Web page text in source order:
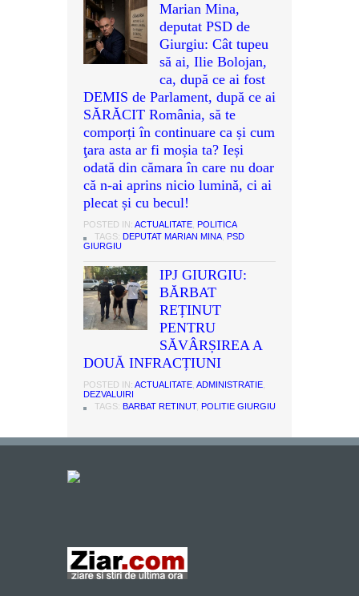
Marian Mina,
deputat PSD de
Giurgiu: Cât tupeu
să ai, Ilie Bolojan,
ca, după ce ai fost
DEMIS de Parlament, după ce ai
SĂRĂCIT România, să te
comporți în continuare ca și cum
ţara asta ar fi moșia ta? Ieși
odată din cămara în care nu doar
că n-ai aprins nicio lumină, ci ai
plecat și cu becul!
POSTED IN: ACTUALITATE POLITICA
TAGS: DEPUTAT MARIAN MINA PSD
GIURGIU
IPJ GIURGIU:
BĂRBAT
REȚINUT
PENTRU
SĂVÂRȘIREA A
DOUĂ INFRACȚIUNI
POSTED IN: ACTUALITATE ADMINISTRATIE
DEZVALUIRI
TAGS: BARBAT RETINUT, POLITIE GIURGIU